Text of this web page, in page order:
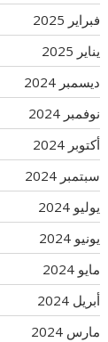
فبراير 2025
يناير 2025
ديسمبر 2024
نوفمبر 2024
أكتوبر 2024
سبتمبر 2024
يوليو 2024
يونيو 2024
مايو 2024
أبريل 2024
مارس 2024